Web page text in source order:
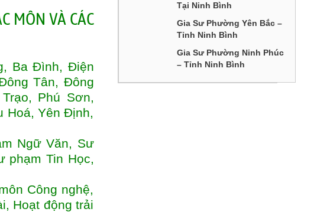
MÔN VÀ CÁC
Ba Đình, Điện
Tân, Đông
Phú Sơn,
Hoá, Yên Định,
Ngữ Văn, Sư
phạm Tin Học,
Công nghệ,
Hoạt động trải
Tại Ninh Bình
Gia Sư Phường Yên Bắc –
Tỉnh Ninh Bình
Gia Sư Phường Ninh Phúc
– Tỉnh Ninh Bình